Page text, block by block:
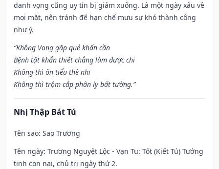
danh vọng cũng uy tín bị giảm xuống. Là một ngày xấu về
mọi mặt, nên tránh để hạn chế mưu sự khó thành công
như ý.
“Không Vong gặp quẻ khẩn cần
Bệnh tật khẩn thiết chẳng làm được chi
Không thì ôn tiểu thê nhi
Không thì trộm cắp phân ly bất tường.”
Nhị Thập Bát Tú
Tên sao: Sao Trương
Tên ngày: Trương Nguyệt Lộc - Vạn Tu: Tốt (Kiết Tú) Tướng
tinh con nai, chủ trị ngày thứ 2.